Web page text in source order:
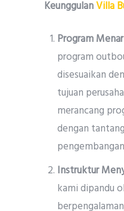
KeunggulanVilla
Program
program
disesuaikan
tujuan
merancang
dengan
Instruktur
kami dipandu